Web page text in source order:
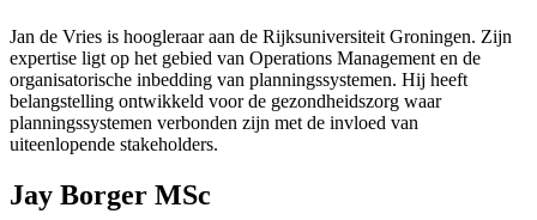
Jan de Vries is hoogleraar aan de Rijksuniversiteit Groningen. Zijn
expertise ligt op het gebied van Operations Management en de
organisatorische inbedding van planningssystemen. Hij heeft
belangstelling ontwikkeld voor de gezondheidszorg waar
planningssystemen verbonden zijn met de invloed van
uiteenlopende stakeholders.
Jay Borger MSc